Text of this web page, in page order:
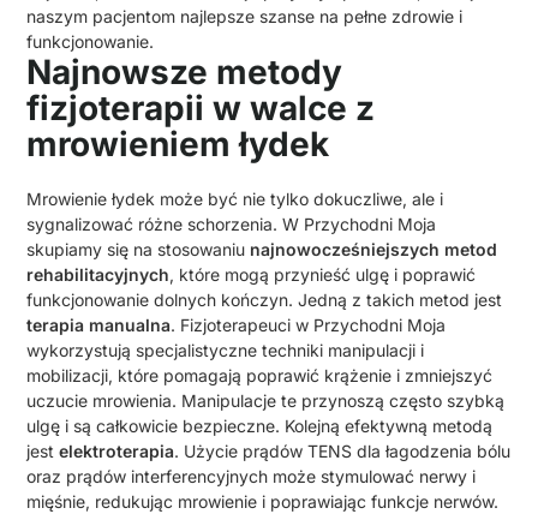
naszym pacjentom najlepsze szanse na pełne zdrowie i
funkcjonowanie.
Najnowsze metody
fizjoterapii w walce z
mrowieniem łydek
Mrowienie łydek może być nie tylko dokuczliwe, ale i
sygnalizować różne schorzenia. W Przychodni Moja
skupiamy się na stosowaniu najnowocześniejszych metod
rehabilitacyjnych, które mogą przynieść ulgę i poprawić
funkcjonowanie dolnych kończyn. Jedną z takich metod jest
terapia manualna. Fizjoterapeuci w Przychodni Moja
wykorzystują specjalistyczne techniki manipulacji i
mobilizacji, które pomagają poprawić krążenie i zmniejszyć
uczucie mrowienia. Manipulacje te przynoszą często szybką
ulgę i są całkowicie bezpieczne. Kolejną efektywną metodą
jestelektroterapia. Użycie prądów TENS dla łagodzenia bólu
oraz prądów interferencyjnych może stymulować nerwy i
mięśnie, redukując mrowienie i poprawiając funkcje nerwów.